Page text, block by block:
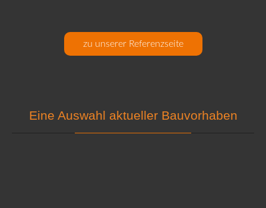
zu unserer Referenzseite
Eine Auswahl aktueller Bauvorhaben